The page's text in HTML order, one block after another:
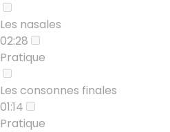
Les nasales
02:28
Pratique
Les consonnes finales
01:14
Pratique